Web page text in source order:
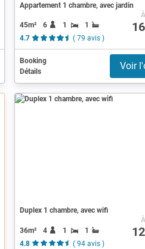
Appartement 1 chambre, avec jardin
45m² 6 1
1
4.7
( 79 avis )
Booking
Détails
Voir
Duplex 1 chambre, avec wifi
36m² 4 1
1
4.8
( 94 avis )